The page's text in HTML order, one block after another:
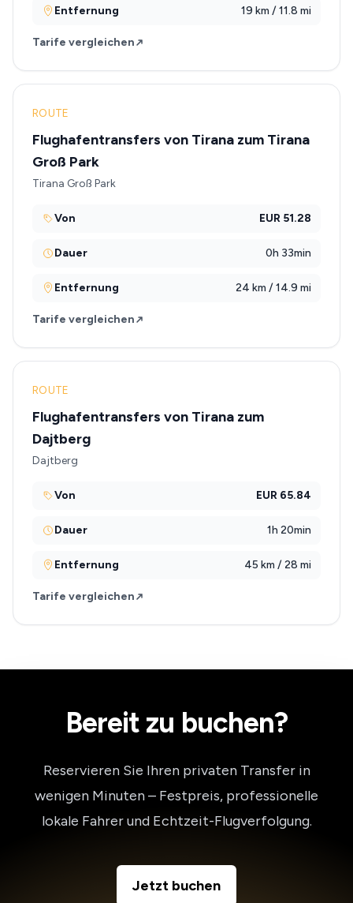
Entfernung 19 km / 11.8 mi
Tarife vergleichen
ROUTE
Flughafentransfers von Tirana zum Tirana
Groß Park
Tirana Groß Park
Von EUR 51.28
Dauer 0h 33min
Entfernung 24 km / 14.9 mi
Tarife vergleichen
ROUTE
Flughafentransfers von Tirana zum
Dajtberg
Dajtberg
Von EUR 65.84
Dauer 1h 20min
Entfernung 45 km / 28 mi
Tarife vergleichen
Bereit zu buchen?
Reservieren Sie Ihren privaten Transfer in
wenigen Minuten – Festpreis, professionelle
lokale Fahrer und Echtzeit-Flugverfolgung.
Jetzt buchen